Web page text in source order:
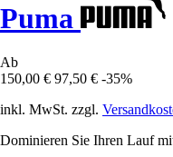
Puma
Ab
150,00 € 97,50 € -35%
inkl. MwSt. zzgl.
Dominieren Sie Ihren Lauf